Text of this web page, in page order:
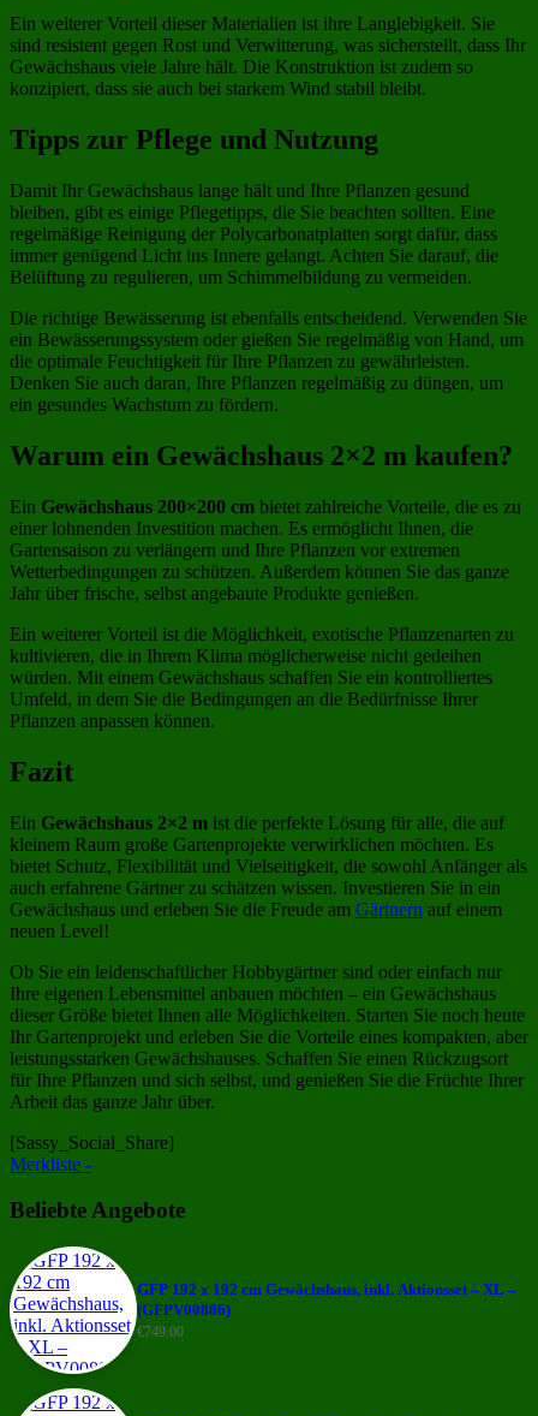
Ein weiterer Vorteil dieser Materialien ist ihre Langlebigkeit. Sie
sind resistent gegen Rost und Verwitterung, was sicherstellt, dass Ihr
Gewächshaus viele Jahre hält. Die Konstruktion ist zudem so
konzipiert, dass sie auch bei starkem Wind stabil bleibt.
Tipps zur Pflege und Nutzung
Damit Ihr Gewächshaus lange hält und Ihre Pflanzen gesund
bleiben, gibt es einige Pflegetipps, die Sie beachten sollten. Eine
regelmäßige Reinigung der Polycarbonatplatten sorgt dafür, dass
immer genügend Licht ins Innere gelangt. Achten Sie darauf, die
Belüftung zu regulieren, um Schimmelbildung zu vermeiden.
Die richtige Bewässerung ist ebenfalls entscheidend. Verwenden Sie
ein Bewässerungssystem oder gießen Sie regelmäßig von Hand, um
die optimale Feuchtigkeit für Ihre Pflanzen zu gewährleisten.
Denken Sie auch daran, Ihre Pflanzen regelmäßig zu düngen, um
ein gesundes Wachstum zu fördern.
Warum ein Gewächshaus 2×2 m kaufen?
Ein Gewächshaus 200×200 cm bietet zahlreiche Vorteile, die es zu
einer lohnenden Investition machen. Es ermöglicht Ihnen, die
Gartensaison zu verlängern und Ihre Pflanzen vor extremen
Wetterbedingungen zu schützen. Außerdem können Sie das ganze
Jahr über frische, selbst angebaute Produkte genießen.
Ein weiterer Vorteil ist die Möglichkeit, exotische Pflanzenarten zu
kultivieren, die in Ihrem Klima möglicherweise nicht gedeihen
würden. Mit einem Gewächshaus schaffen Sie ein kontrolliertes
Umfeld, in dem Sie die Bedingungen an die Bedürfnisse Ihrer
Pflanzen anpassen können.
Fazit
Ein Gewächshaus 2×2 m ist die perfekte Lösung für alle, die auf
kleinem Raum große Gartenprojekte verwirklichen möchten. Es
bietet Schutz, Flexibilität und Vielseitigkeit, die sowohl Anfänger als
auch erfahrene Gärtner zu schätzen wissen. Investieren Sie in ein
Gewächshaus und erleben Sie die Freude am Gärtnern auf einem
neuen Level!
Ob Sie ein leidenschaftlicher Hobbygärtner sind oder einfach nur
Ihre eigenen Lebensmittel anbauen möchten – ein Gewächshaus
dieser Größe bietet Ihnen alle Möglichkeiten. Starten Sie noch heute
Ihr Gartenprojekt und erleben Sie die Vorteile eines kompakten, aber
leistungsstarken Gewächshauses. Schaffen Sie einen Rückzugsort
für Ihre Pflanzen und sich selbst, und genießen Sie die Früchte Ihrer
Arbeit das ganze Jahr über.
[Sassy_Social_Share]
Merkliste -
Beliebte Angebote
GFP 192 x 192 cm Gewächshaus, inkl. Aktionsset – XL –
(GFPV00886)
€749.00